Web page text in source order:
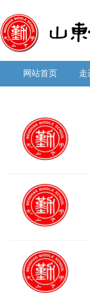
网站首页 走